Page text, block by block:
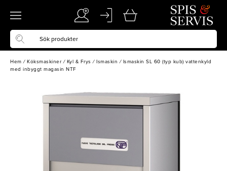
Hem / Köksmaskiner / Kyl & Frys / Ismaskin / Ismaskin SL 60 (typ kub) vattenkyld
med inbyggt magasin NTF